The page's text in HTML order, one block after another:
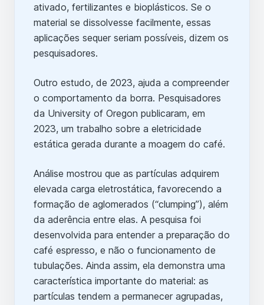
ativado, fertilizantes e bioplásticos. Se o
material se dissolvesse facilmente, essas
aplicações sequer seriam possíveis, dizem os
pesquisadores.
Outro estudo, de 2023, ajuda a compreender
o comportamento da borra. Pesquisadores
da University of Oregon publicaram, em
2023, um trabalho sobre a eletricidade
estática gerada durante a moagem do café.
Análise mostrou que as partículas adquirem
elevada carga eletrostática, favorecendo a
formação de aglomerados (“clumping”), além
da aderência entre elas. A pesquisa foi
desenvolvida para entender a preparação do
café espresso, e não o funcionamento de
tubulações. Ainda assim, ela demonstra uma
característica importante do material: as
partículas tendem a permanecer agrupadas,